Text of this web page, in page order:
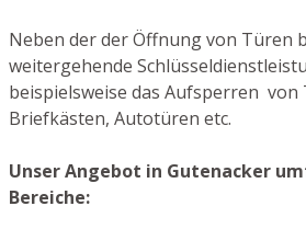
Neben der der Öffnung von Türen
weitergehende
beispielsweise das Aufsperren von
Briefkästen, Autotüren etc.
Unser Angebot in Gutenacker
Bereiche: